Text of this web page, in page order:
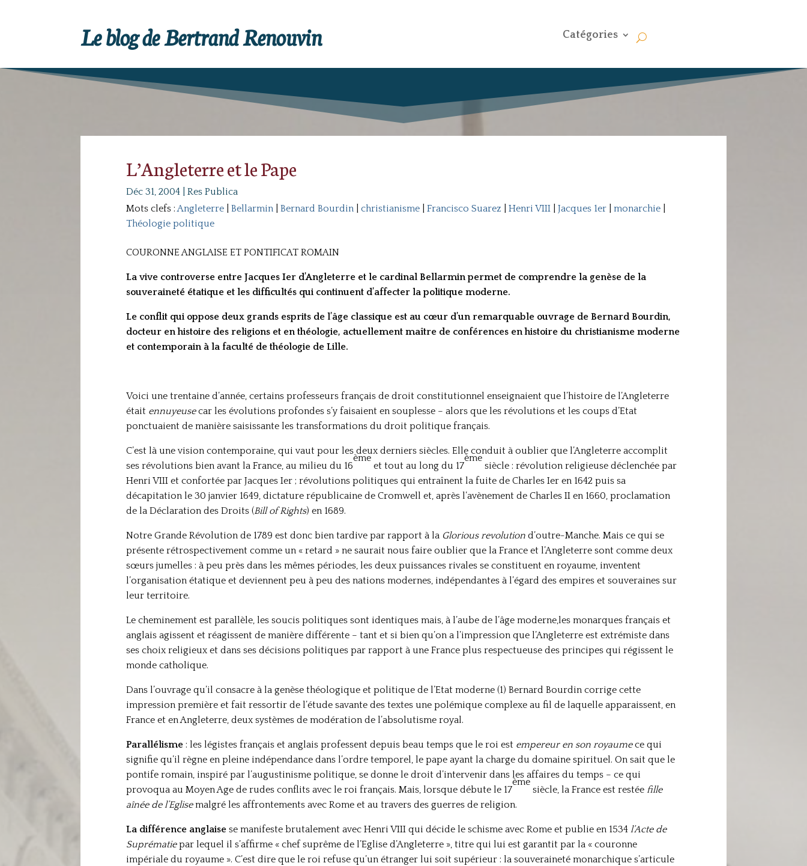
Le blog de Bertrand Renouvin Catégories
L’Angleterre et le Pape
Déc 31, 2004| Res Publica
Mots clefs :Angleterre| Bellarmin| Bernard Bourdin| christianisme| Francisco Suarez Henri VIII| Jacques 1er| monarchie|
Théologie politique
COURONNE ANGLAISE ET PONTIFICAT ROMAIN
La vive controverse entre Jacques Ier d’Angleterre et le cardinal Bellarmin permet de comprendre la genèse de la
souveraineté étatique et les difficultés qui continuent d’affecter la politique moderne.
Le conflit qui oppose deux grands esprits de l’âge classique est au cœur d’un remarquable ouvrage de Bernard Bourdin,
docteur en histoire des religions et en théologie, actuellement maître de conférences en histoire du christianisme moderne
et contemporain à la faculté de théologie de Lille.
Voici une trentaine d’année, certains professeurs français de droit constitutionnel enseignaient que l’histoire de l’Angleterre
était ennuyeusecar les évolutions profondes s’y faisaient en souplesse – alors que les révolutions et les coups d’Etat
ponctuaient de manière saisissante les transformations du droit politique français.
C’est là une vision contemporaine, qui vaut pour les deux derniers siècles. Elle conduit à oublier que l’Angleterre accomplit
ses révolutions bien avant la France, au milieu du 16
ème
et tout au long du 17
ème
siècle : révolution religieuse déclenchée par
Henri VIII et confortée par Jacques Ier ; révolutions politiques qui entraînent la fuite de Charles Ier en 1642 puis sa
décapitation le 30 janvier 1649, dictature républicaine de Cromwell et, après l’avènement de Charles II en 1660, proclamation
de la Déclaration des Droits (Bill of Rights) en 1689.
Notre Grande Révolution de 1789 est donc bien tardive par rapport à la Glorious revolutiond’outre-Manche. Mais ce qui se
présente rétrospectivement comme un « retard » ne saurait nous faire oublier que la France et l’Angleterre sont comme deux
sœurs jumelles : à peu près dans les mêmes périodes, les deux puissances rivales se constituent en royaume, inventent
l’organisation étatique et deviennent peu à peu des nations modernes, indépendantes à l’égard des empires et souveraines sur
leur territoire.
Le cheminement est parallèle, les soucis politiques sont identiques mais, à l’aube de l’âge moderne,les monarques français et
anglais agissent et réagissent de manière différente – tant et si bien qu’on a l’impression que l’Angleterre est extrémiste dans
ses choix religieux et dans ses décisions politiques par rapport à une France plus respectueuse des principes qui régissent le
monde catholique.
Dans l’ouvrage qu’il consacre à la genèse théologique et politique de l’Etat moderne (1) Bernard Bourdin corrige cette
impression première et fait ressortir de l’étude savante des textes une polémique complexe au fil de laquelle apparaissent, en
France et en Angleterre, deux systèmes de modération de l’absolutisme royal.
Parallélisme: les légistes français et anglais professent depuis beau temps que le roi est empereur en son royaumece qui
signifie qu’il règne en pleine indépendance dans l’ordre temporel, le pape ayant la charge du domaine spirituel. On sait que le
pontife romain, inspiré par l’augustinisme politique, se donne le droit d’intervenir dans les affaires du temps – ce qui
provoqua au Moyen Age de rudes conflits avec le roi français. Mais, lorsque débute le 17
ème
siècle, la France est restée fille
aînée de l’Eglisemalgré les affrontements avec Rome et au travers des guerres de religion.
La différence anglaise se manifeste brutalement avec Henri VIII qui décide le schisme avec Rome et publie en 1534 l’Acte de
Suprématiepar lequel il s’affirme « chef suprême de l’Eglise d’Angleterre », titre qui lui est garantit par la « couronne
impériale du royaume ». C’est dire que le roi refuse qu’un étranger lui soit supérieur : la souveraineté monarchique s’articule